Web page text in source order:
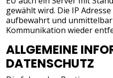
gewählt wird. Die IP
aufbewahrt und unmittelbar
Kommunikation wieder
ALLGEMEINE
DATENSCHUTZ